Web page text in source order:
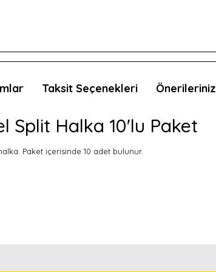
Taksit Seçenekleri Önerileriniz
Split Halka 10'lu Paket
Paket içerisinde 10 adet bulunur.